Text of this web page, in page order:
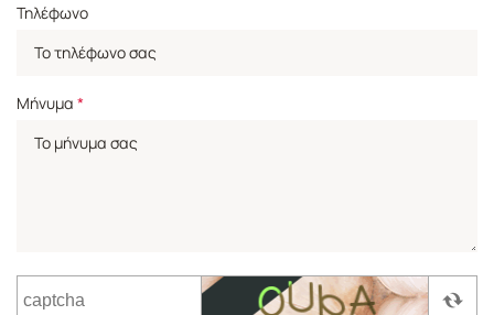
Τηλέφωνο
Μήνυμα *